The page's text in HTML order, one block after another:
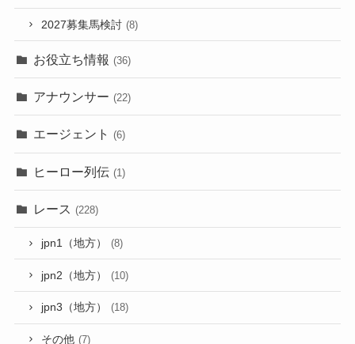
2027募集馬検討 (8)
お役立ち情報 (36)
アナウンサー (22)
エージェント (6)
ヒーロー列伝 (1)
レース (228)
jpn1（地方） (8)
jpn2（地方） (10)
jpn3（地方） (18)
その他 (7)